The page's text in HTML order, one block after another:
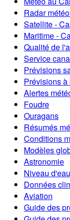
Radar
Satellite -
Maritime -
Qualité de
Service
Prévisions
Prévisions
Alertes
Foudre
Ouragans
Résumés
Conditions
Modèles
Astronomie
Niveau
Données
Aviation
Guide des